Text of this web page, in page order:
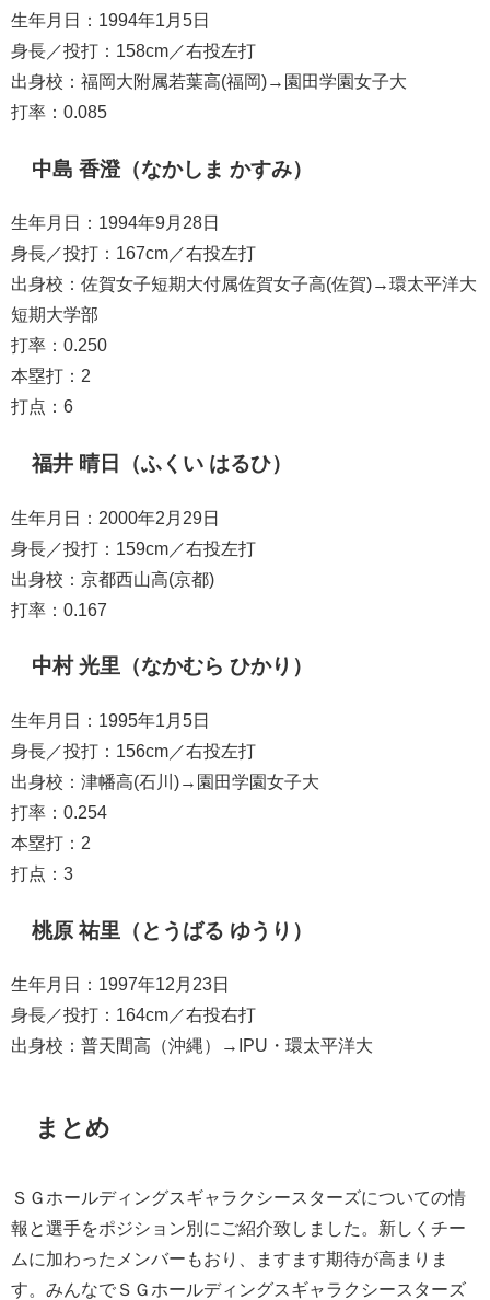
生年月日：1994年1月5日
身長／投打：158cm／右投左打
出身校：福岡大附属若葉高(福岡)→園田学園女子大
打率：0.085
中島 香澄（なかしま かすみ）
生年月日：1994年9月28日
身長／投打：167cm／右投左打
出身校：佐賀女子短期大付属佐賀女子高(佐賀)→環太平洋大
短期大学部
打率：0.250
本塁打：2
打点：6
福井 晴日（ふくい はるひ）
生年月日：2000年2月29日
身長／投打：159cm／右投左打
出身校：京都西山高(京都)
打率：0.167
中村 光里（なかむら ひかり）
生年月日：1995年1月5日
身長／投打：156cm／右投左打
出身校：津幡高(石川)→園田学園女子大
打率：0.254
本塁打：2
打点：3
桃原 祐里（とうばる ゆうり）
生年月日：1997年12月23日
身長／投打：164cm／右投右打
出身校：普天間高（沖縄）→IPU・環太平洋大
まとめ
ＳＧホールディングスギャラクシースターズについての情
報と選手をポジション別にご紹介致しました。新しくチー
ムに加わったメンバーもおり、ますます期待が高まりま
す。みんなでＳＧホールディングスギャラクシースターズ